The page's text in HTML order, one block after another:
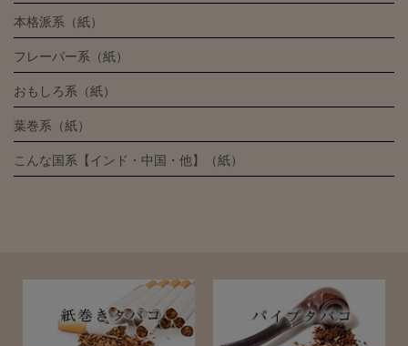
本格派系（紙）
フレーバー系（紙）
おもしろ系（紙）
葉巻系（紙）
こんな国系【インド・中国・他】（紙）